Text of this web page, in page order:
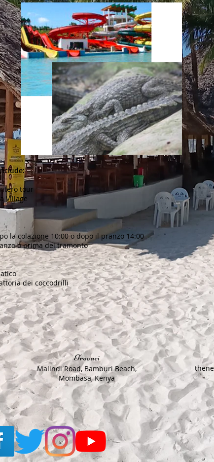
tour
Village
la colazione 10:00 o dopo il pranzo 14:00
o prima del tramonto
dei coccodrilli
Trovaci
Malindi Road, Bamburi Beach,
Mombasa, Kenya